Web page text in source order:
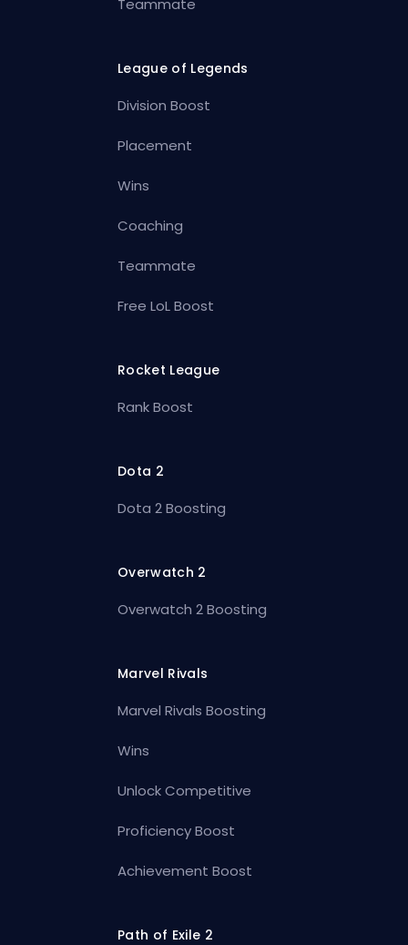
Teammate
League of Legends
Division Boost
Placement
Wins
Coaching
Teammate
Free LoL Boost
Rocket League
Rank Boost
Dota 2
Dota 2 Boosting
Overwatch 2
Overwatch 2 Boosting
Marvel Rivals
Marvel Rivals Boosting
Wins
Unlock Competitive
Proficiency Boost
Achievement Boost
Path of Exile 2